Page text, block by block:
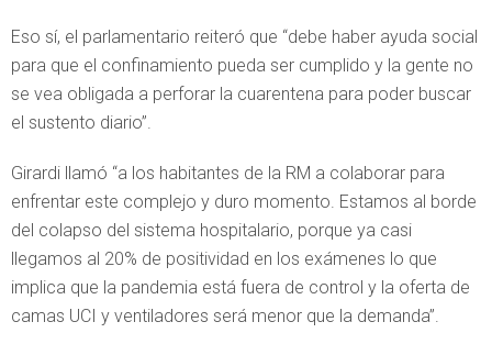
Eso sí, el parlamentario reiteró que “debe haber ayuda social
para que el confinamiento pueda ser cumplido y la gente no
se vea obligada a perforar la cuarentena para poder buscar
el sustento diario”.
Girardi llamó “a los habitantes de la RM a colaborar para
enfrentar este complejo y duro momento. Estamos al borde
del colapso del sistema hospitalario, porque ya casi
llegamos al 20% de positividad en los exámenes lo que
implica que la pandemia está fuera de control y la oferta de
camas UCI y ventiladores será menor que la demanda”.